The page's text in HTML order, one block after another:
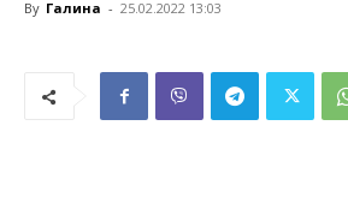
By Галина - 25.02.2022 13:03